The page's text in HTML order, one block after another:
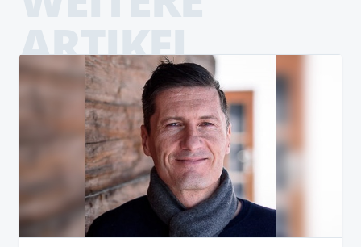
ARTIKEL